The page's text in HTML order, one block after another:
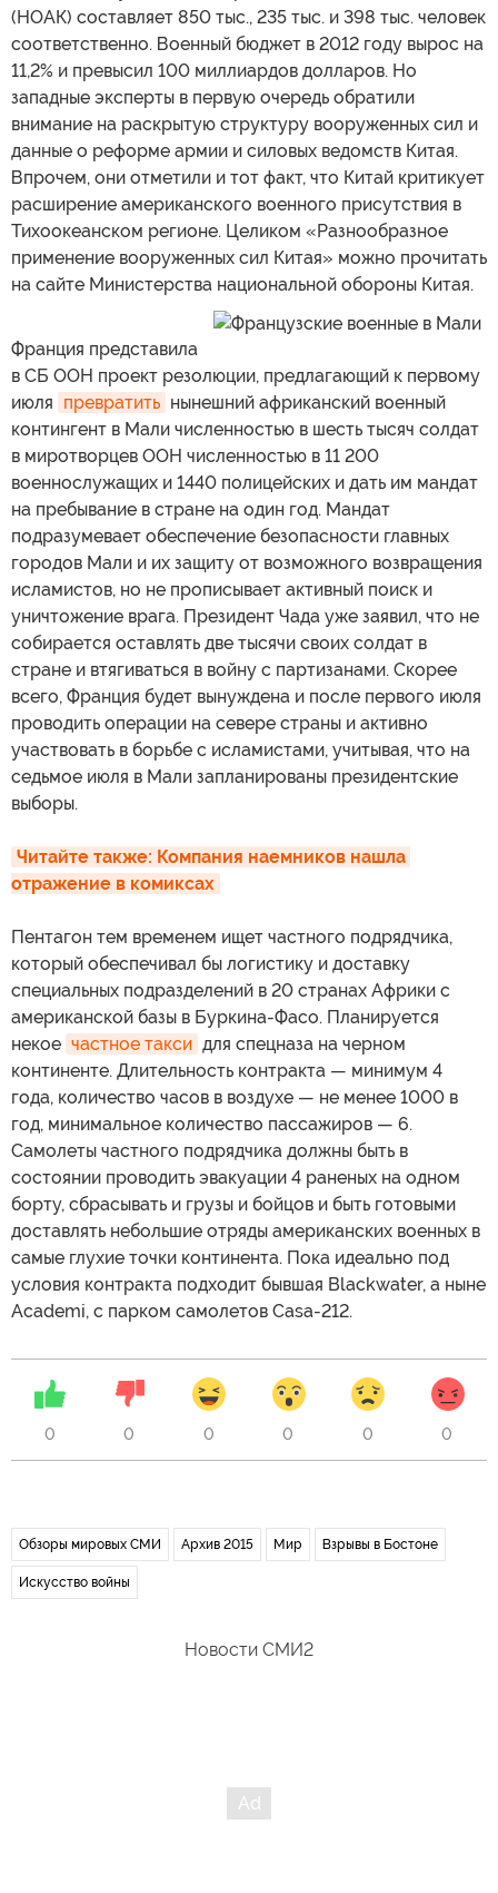
(НОАК) составляет 850 тыс., 235 тыс. и 398 тыс. человек
соответственно. Военный бюджет в 2012 году вырос на
11,2% и превысил 100 миллиардов долларов. Но
западные эксперты в первую очередь обратили
внимание на раскрытую структуру вооруженных сил и
данные о реформе армии и силовых ведомств Китая.
Впрочем, они отметили и тот факт, что Китай критикует
расширение американского военного присутствия в
Тихоокеанском регионе. Целиком «Разнообразное
применение вооруженных сил Китая» можно прочитать
на сайте Министерства национальной обороны Китая.
Франция представила
в СБ ООН проект резолюции, предлагающий к первому
июля превратить нынешний африканский военный
контингент в Мали численностью в шесть тысяч солдат
в миротворцев ООН численностью в 11 200
военнослужащих и 1440 полицейских и дать им мандат
на пребывание в стране на один год. Мандат
подразумевает обеспечение безопасности главных
городов Мали и их защиту от возможного возвращения
исламистов, но не прописывает активный поиск и
уничтожение врага. Президент Чада уже заявил, что не
собирается оставлять две тысячи своих солдат в
стране и втягиваться в войну с партизанами. Скорее
всего, Франция будет вынуждена и после первого июля
проводить операции на севере страны и активно
участвовать в борьбе с исламистами, учитывая, что на
седьмое июля в Мали запланированы президентские
выборы.
Читайте также: Компания наемников нашла
отражение в комиксах
Пентагон тем временем ищет частного подрядчика,
который обеспечивал бы логистику и доставку
специальных подразделений в 20 странах Африки с
американской базы в Буркина-Фасо. Планируется
некое частное такси для спецназа на черном
континенте. Длительность контракта — минимум 4
года, количество часов в воздухе — не менее 1000 в
год, минимальное количество пассажиров — 6.
Самолеты частного подрядчика должны быть в
состоянии проводить эвакуации 4 раненых на одном
борту, сбрасывать и грузы и бойцов и быть готовыми
доставлять небольшие отряды американских военных в
самые глухие точки континента. Пока идеально под
условия контракта подходит бывшая Blackwater, а ныне
Academi, с парком самолетов Casa-212.
0 0 0 0 0 0
Обзоры мировых СМИ Архив 2015 Мир Взрывы в Бостоне
Искусство войны
Новости СМИ2